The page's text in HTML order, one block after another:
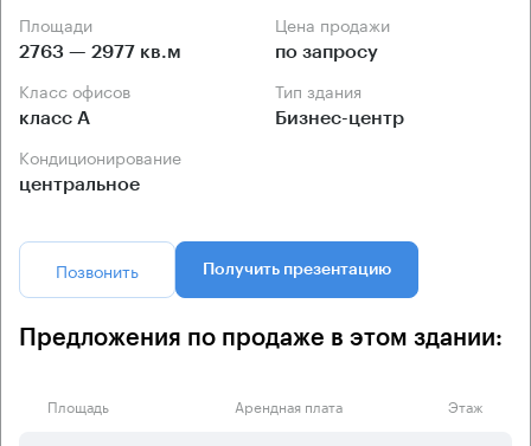
Площади
2763 — 2977 кв.м
Цена продажи
по запросу
Класс офисов
класс А
Тип здания
Бизнес-центр
Кондиционирование
центральное
Позвонить Получить презентацию
Предложения по продаже в этом здании:
Площадь Арендная плата Этаж